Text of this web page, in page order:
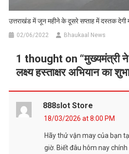
उत्तराखंड में जून महीने के दूसरे सप्ताह में दस्तक देगी
02/06/2022 Bhaukaal News
1 thought on “मुख्यमंत्री
लक्ष्य हस्ताक्षर अभियान का
888slot Store
18/03/2026 at 8:00 PM
Hãy thử vận may của bạn
giờ. Biết đâu hôm nay